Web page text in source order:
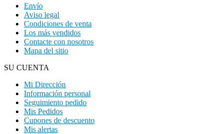
Envío
Aviso legal
Condiciones de venta
Los más vendidos
Contacte con nosotros
Mapa del sitio
SU CUENTA
Mi Dirección
Información personal
Seguimiento pedido
Mis Pedidos
Cupones de descuento
Mis alertas